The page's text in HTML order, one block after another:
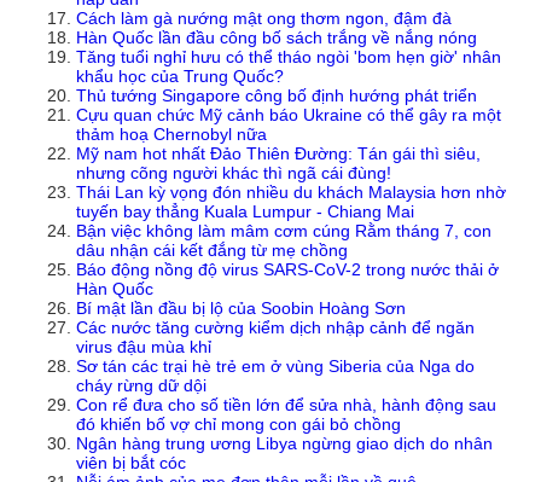
Cách làm gà nướng mật ong thơm ngon, đậm đà
Hàn Quốc lần đầu công bố sách trắng về nắng nóng
Tăng tuổi nghỉ hưu có thể tháo ngòi 'bom hẹn giờ' nhân
khẩu học của Trung Quốc?
Thủ tướng Singapore công bố định hướng phát triển
Cựu quan chức Mỹ cảnh báo Ukraine có thể gây ra một
thảm hoạ Chernobyl nữa
Mỹ nam hot nhất Đảo Thiên Đường: Tán gái thì siêu,
nhưng cõng người khác thì ngã cái đùng!
Thái Lan kỳ vọng đón nhiều du khách Malaysia hơn nhờ
tuyến bay thẳng Kuala Lumpur - Chiang Mai
Bận việc không làm mâm cơm cúng Rằm tháng 7, con
dâu nhận cái kết đắng từ mẹ chồng
Báo động nồng độ virus SARS-CoV-2 trong nước thải ở
Hàn Quốc
Bí mật lần đầu bị lộ của Soobin Hoàng Sơn
Các nước tăng cường kiểm dịch nhập cảnh để ngăn
virus đậu mùa khỉ
Sơ tán các trại hè trẻ em ở vùng Siberia của Nga do
cháy rừng dữ dội
Con rể đưa cho số tiền lớn để sửa nhà, hành động sau
đó khiến bố vợ chỉ mong con gái bỏ chồng
Ngân hàng trung ương Libya ngừng giao dịch do nhân
viên bị bắt cóc